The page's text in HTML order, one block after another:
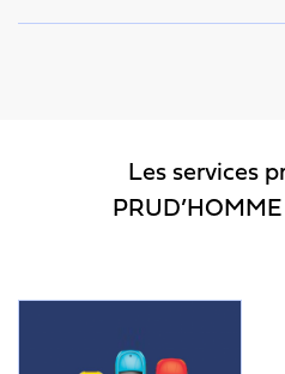
Les services